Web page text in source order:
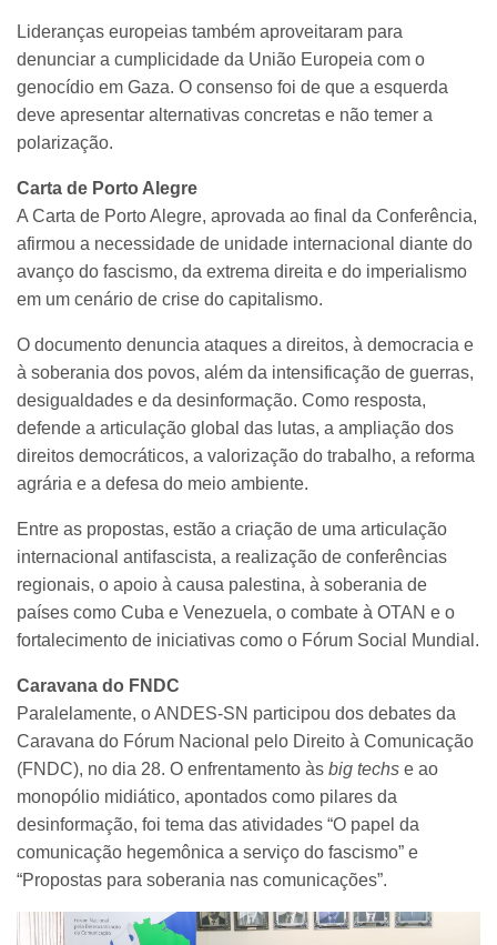
Lideranças europeias também aproveitaram para
denunciar a cumplicidade da União Europeia com o
genocídio em Gaza. O consenso foi de que a esquerda
deve apresentar alternativas concretas e não temer a
polarização.
Carta de Porto Alegre
A Carta de Porto Alegre, aprovada ao final da Conferência,
afirmou a necessidade de unidade internacional diante do
avanço do fascismo, da extrema direita e do imperialismo
em um cenário de crise do capitalismo.
O documento denuncia ataques a direitos, à democracia e
à soberania dos povos, além da intensificação de guerras,
desigualdades e da desinformação. Como resposta,
defende a articulação global das lutas, a ampliação dos
direitos democráticos, a valorização do trabalho, a reforma
agrária e a defesa do meio ambiente.
Entre as propostas, estão a criação de uma articulação
internacional antifascista, a realização de conferências
regionais, o apoio à causa palestina, à soberania de
países como Cuba e Venezuela, o combate à OTAN e o
fortalecimento de iniciativas como o Fórum Social Mundial.
Caravana do FNDC
Paralelamente, o ANDES-SN participou dos debates da
Caravana do Fórum Nacional pelo Direito à Comunicação
(FNDC), no dia 28. O enfrentamento às big techs e ao
monopólio midiático, apontados como pilares da
desinformação, foi tema das atividades “O papel da
comunicação hegemônica a serviço do fascismo” e
“Propostas para soberania nas comunicações”.